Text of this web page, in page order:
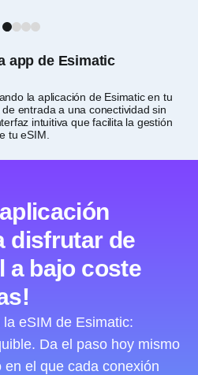
app de Esimatic
la aplicación de Esimatic en tu
entrada a una conectividad sin
intuitiva que facilita la gestión
tu eSIM.
1
disfrutar de
a bajo coste
eSIM de Esimatic:
Da el paso hoy mismo
el que cada conexión